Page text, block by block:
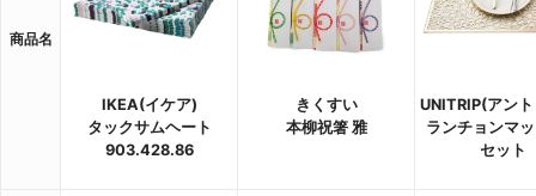
商品名
IKEA(イケア)
タックサムヘート
903.428.86
きくすい
本柳祝箸 雅
UNITRIP(アン
ランチョンマ
セット